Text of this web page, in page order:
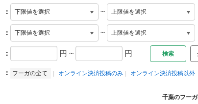
： ~
： ~
： 円 ~ 円
： フーガの全て オンライン決済投稿のみ オンライン決済投稿以外
千葉のフー